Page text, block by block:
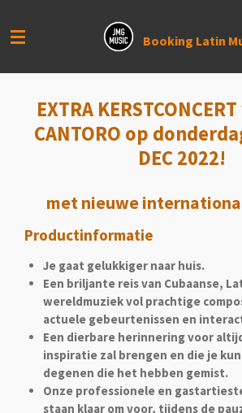
direct
Booking Latin
EXTRA
CANTORO op
DEC 2022!
met nieuwe
Productinformatie
Je gaat gelukkiger naar huis.
Een briljante reis van Cubaanse,
wereldmuziek vol prachtige
actuele gebeurtenissen en
Een dierbare herinnering voor
inspiratie zal brengen en die je
degenen die het hebben gemist.
Onze professionele en
staan ​​klaar om voor, tijdens de